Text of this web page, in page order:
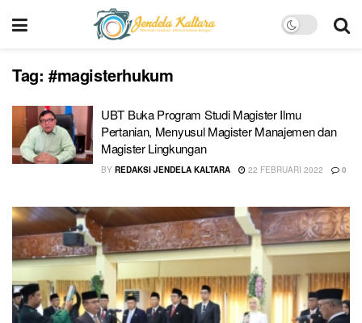
Tag: #magisterhukum
UBT Buka Program Studi Magister Ilmu
Pertanian, Menyusul Magister Manajemen dan
Magister Lingkungan
BY REDAKSI JENDELA KALTARA 22 FEBRUARI 2022 0